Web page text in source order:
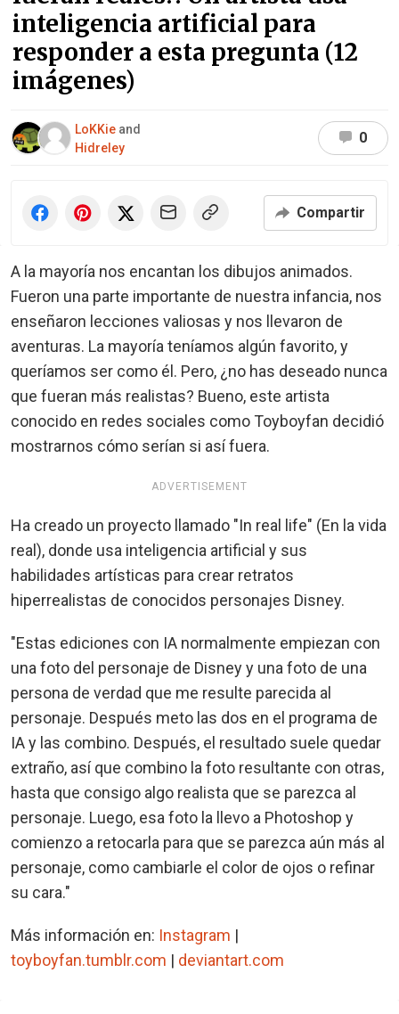
inteligencia artificial para
responder a esta pregunta (12
imágenes)
LoKKie and
Hidreley
0
Compartir
A la mayoría nos encantan los dibujos animados.
Fueron una parte importante de nuestra infancia, nos
enseñaron lecciones valiosas y nos llevaron de
aventuras. La mayoría teníamos algún favorito, y
queríamos ser como él. Pero, ¿no has deseado nunca
que fueran más realistas? Bueno, este artista
conocido en redes sociales como Toyboyfan decidió
mostrarnos cómo serían si así fuera.
ADVERTISEMENT
Ha creado un proyecto llamado "In real life" (En la vida
real), donde usa inteligencia artificial y sus
habilidades artísticas para crear retratos
hiperrealistas de conocidos personajes Disney.
"Estas ediciones con IA normalmente empiezan con
una foto del personaje de Disney y una foto de una
persona de verdad que me resulte parecida al
personaje. Después meto las dos en el programa de
IA y las combino. Después, el resultado suele quedar
extraño, así que combino la foto resultante con otras,
hasta que consigo algo realista que se parezca al
personaje. Luego, esa foto la llevo a Photoshop y
comienzo a retocarla para que se parezca aún más al
personaje, como cambiarle el color de ojos o refinar
su cara."
Más información en: Instagram |
toyboyfan.tumblr.com | deviantart.com